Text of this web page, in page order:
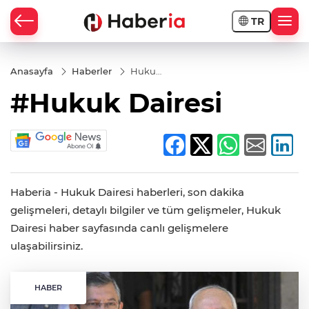
TR
Anasayfa Haberler
Hukuk
#Hukuk Dairesi
Haberia - Hukuk Dairesi haberleri, son dakika
gelişmeleri, detaylı bilgiler ve tüm gelişmeler, Hukuk
Dairesi haber sayfasında canlı gelişmelere
ulaşabilirsiniz.
HABER